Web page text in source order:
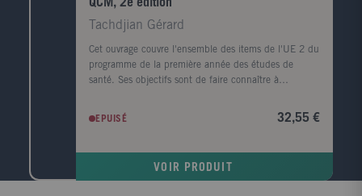
QCM, 2e édition
Tachdjian Gérard
Cet ouvrage couvre l'ensemble des items de l'UE 2 du
programme de la première année des études de
santé. Ses objectifs sont de faire connaître à
composants de la cellule eucaryote permettant
structure des principaux tissus et de savoir décrire les
EPUISÉ 32,55 €
VOIR PRODUIT